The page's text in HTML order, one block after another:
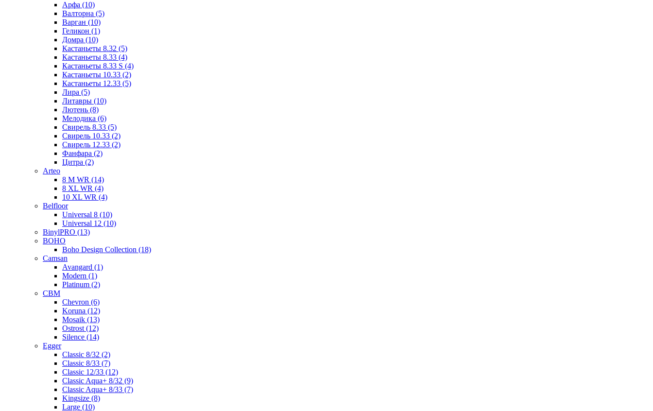
Арфа (10)
Валторна (5)
Варган (10)
Геликон (1)
Домра (10)
Кастаньеты 8.32 (5)
Кастаньеты 8.33 (4)
Кастаньеты 8.33 S (4)
Кастаньеты 10.33 (2)
Кастаньеты 12.33 (5)
Лира (5)
Литавры (10)
Лютень (8)
Мелодика (6)
Свирель 8.33 (5)
Свирель 10.33 (2)
Свирель 12.33 (2)
Фанфара (2)
Цитра (2)
Arteo
8 M WR (14)
8 XL WR (4)
10 XL WR (4)
Belfloor
Universal 8 (10)
Universal 12 (10)
BinylPRO (13)
BOHO
Boho Design Collection (18)
Camsan
Avangard (1)
Modern (1)
Platinum (2)
CBM
Chevron (6)
Koruna (12)
Mosaik (13)
Ostrost (12)
Silence (14)
Egger
Classic 8/32 (2)
Classic 8/33 (7)
Classic 12/33 (12)
Classic Aqua+ 8/32 (9)
Classic Aqua+ 8/33 (7)
Kingsize (8)
Large (10)